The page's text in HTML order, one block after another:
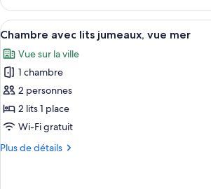
Mountain
View
with
Balcony
le
type
de
Twin
Room,
Mountain
View
with
Balcony
Afficher
toutes
les
photos
pour
ce
type
chambre :
Une
10
Chambre avec lits jumeaux, vue mer
Vue sur la ville
1 chambre
2 personnes
2 lits 1 place
Wi-Fi gratuit
Plus de détails
Plus